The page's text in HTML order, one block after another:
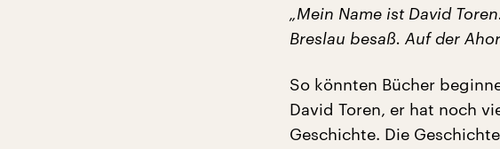
„Mein Name ist David
Breslau besaß. Auf der
So könnten Bücher
David Toren, er hat noch
Geschichte. Die